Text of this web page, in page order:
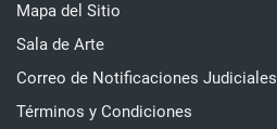
Mapa del Sitio
Sala de Arte
Correo de Notificaciones Judiciales
Términos y Condiciones